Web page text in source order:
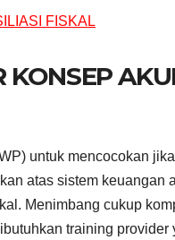
KONSEP
untuk mencocokan
atas sistem keuangan
Menimbang cukup
training provider